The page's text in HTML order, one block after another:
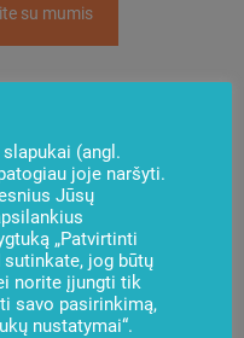
su mumis
(angl.
joje naršyti.
Jūsų
„Patvirtinti
sutinkate, jog būtų
norite įjungti tik
savo pasirinkimą,
nustatymai“.